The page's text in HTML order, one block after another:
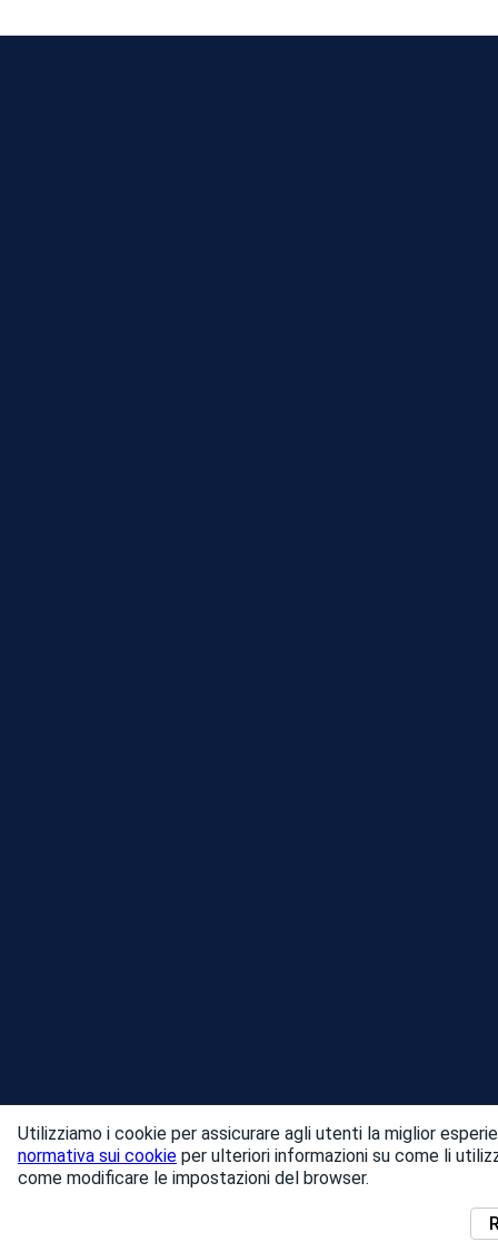
Utilizziamo i cookie per assicurare agli utenti la miglior
normativa sui cookie per ulteriori informazioni su come li
come modificare le impostazioni del browser.